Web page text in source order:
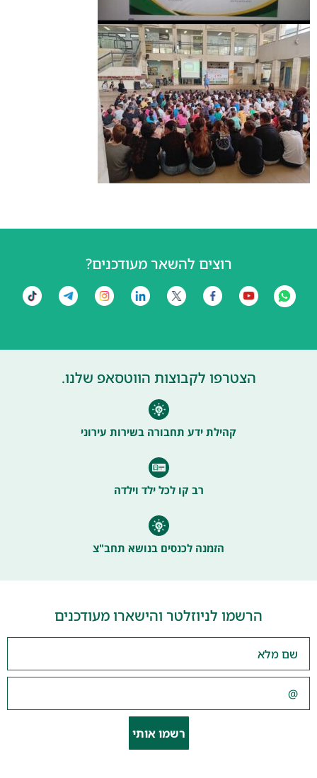
רוצים להשאר מעודכנים?
הצטרפו לקבוצות הווטסאפ שלנו.
קהילת ידע תחבורה בשירות עירוני
רב קו לכל ילד וילדה
הזמנה לכנסים בנושא תחב"צ
הרשמו לניוזלטר והישארו מעודכנים
רשמו אותי